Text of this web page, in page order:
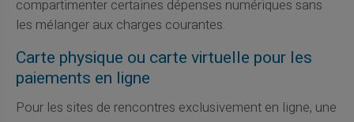
compartimenter certaines dépenses numériques sans
les mélanger aux charges courantes.
Carte physique ou carte virtuelle pour les
paiements en ligne
Pour les sites de rencontres exclusivement en ligne, une